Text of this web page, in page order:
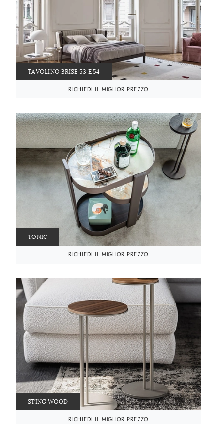
TAVOLINO BRISE 53 E 54
RICHIEDI IL MIGLIOR PREZZO
TONIC
RICHIEDI IL MIGLIOR PREZZO
STING WOOD
RICHIEDI IL MIGLIOR PREZZO